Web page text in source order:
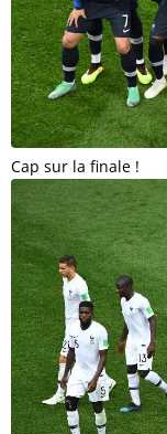
Cap sur la finale !